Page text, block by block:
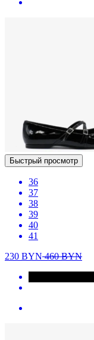
Быстрый просмотр
36
37
38
39
40
41
230 BYN460BYN